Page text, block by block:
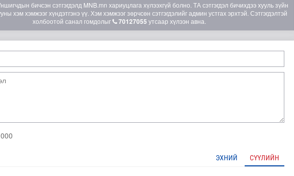
бичсэн сэтгэгдэлд MNB.mn хариуцлага хүлээхгүй болно. ТА сэтгэгдэл бичихдээ хууль зүйн
хэм хэмжээг хүндэтгэнэ үү. Хэм хэмжээг зөрчсөн сэтгэгдэлийг админ устгах эрхтэй. Сэтгэгдэлтэй
холбоотой санал гомдолыг
70127055 утсаар хүлээн авна.
ЭХНИЙ СҮҮЛИЙН